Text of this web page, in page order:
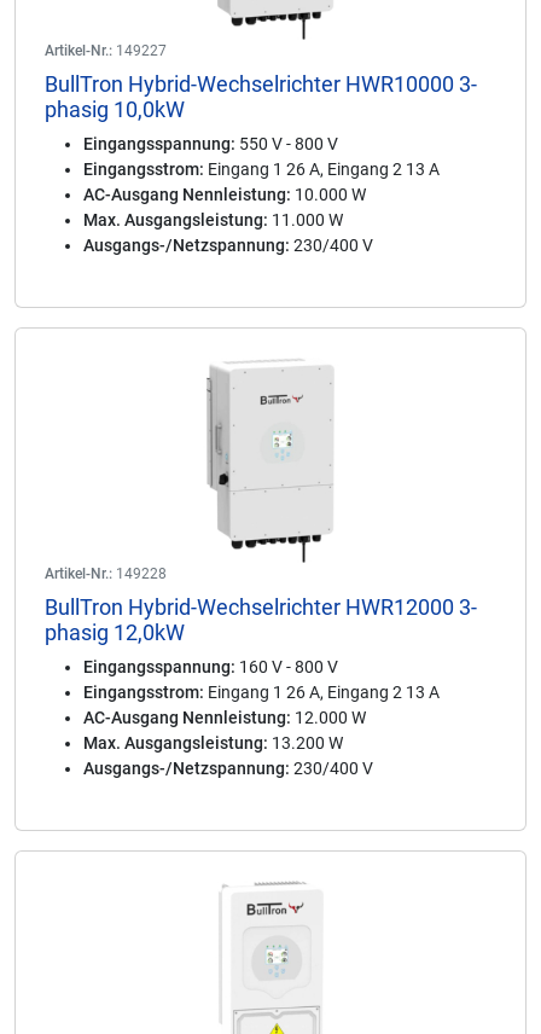
Artikel-Nr.: 149227
BullTron Hybrid-Wechselrichter HWR10000 3-
phasig 10,0kW
Eingangsspannung: 550 V - 800 V
Eingangsstrom: Eingang 1 26 A, Eingang 2 13 A
AC-Ausgang Nennleistung: 10.000 W
Max. Ausgangsleistung: 11.000 W
Ausgangs-/Netzspannung: 230/400 V
Artikel-Nr.: 149228
BullTron Hybrid-Wechselrichter HWR12000 3-
phasig 12,0kW
Eingangsspannung: 160 V - 800 V
Eingangsstrom: Eingang 1 26 A, Eingang 2 13 A
AC-Ausgang Nennleistung: 12.000 W
Max. Ausgangsleistung: 13.200 W
Ausgangs-/Netzspannung: 230/400 V